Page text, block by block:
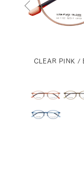
CLEAR PINK /